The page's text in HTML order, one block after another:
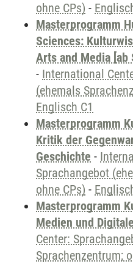
ohne CPs) -
Masterprogramm
Sciences:
Arts and Media [ab
- International
(ehemals
Englisch C1
Masterprogramm
Kritik der
Geschichte -
Sprachangebot
ohne CPs) -
Masterprogramm
Medien und
Center:
Sprachenzentrum;